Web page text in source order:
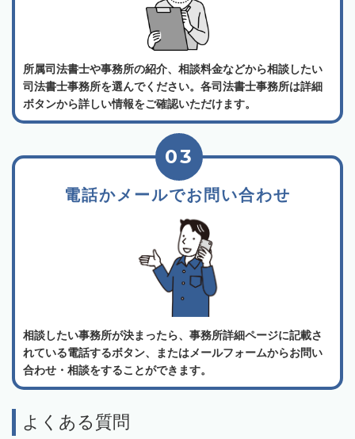
所属司法書士や事務所の紹介、相談料金などから相談したい
司法書士事務所を選んでください。各司法書士事務所は詳細
ボタンから詳しい情報をご確認いただけます。
電話かメールでお問い合わせ
03
相談したい事務所が決まったら、事務所詳細ページに記載さ
れている電話するボタン、またはメールフォームからお問い
合わせ・相談をすることができます。
よくある質問